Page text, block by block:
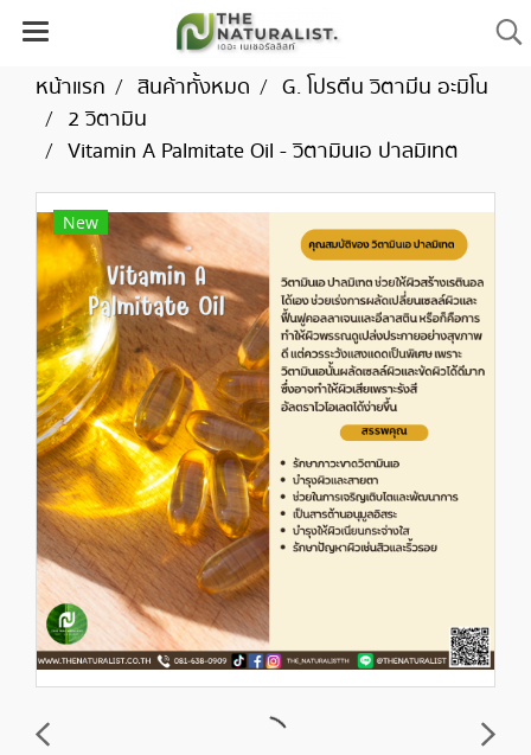
หน้าแรก สินค้าทั้งหมด
G. โปรตีน วิตามีน อะมิโน
2 วิตามิน
Vitamin A Palmitate Oil - วิตามินเอ ปาลมิเทต
New